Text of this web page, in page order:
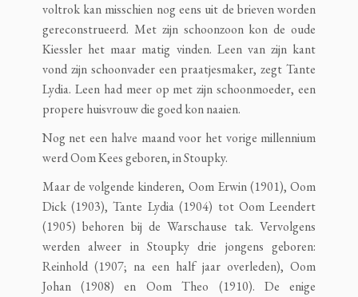
voltrok kan misschien nog eens uit de brieven worden
gereconstrueerd. Met zijn schoonzoon kon de oude
Kiessler het maar matig vinden. Leen van zijn kant
vond zijn schoonvader een praatjesmaker, zegt Tante
Lydia. Leen had meer op met zijn schoonmoeder, een
propere huisvrouw die goed kon naaien.
Nog net een halve maand voor het vorige millennium
werd Oom Kees geboren, in Stoupky.
Maar de volgende kinderen, Oom Erwin (1901), Oom
Dick (1903), Tante Lydia (1904) tot Oom Leendert
(1905) behoren bij de Warschause tak. Vervolgens
werden alweer in Stoupky drie jongens geboren:
Reinhold (1907; na een half jaar overleden), Oom
Johan (1908) en Oom Theo (1910). De enige